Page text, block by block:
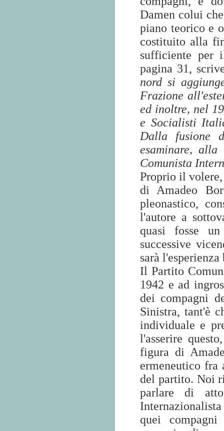
Damen colui
piano teorico e
costituito alla
sufficiente per
pagina 31,
nord si
Frazione
ed inoltre, nel
e Socialisti
Dalla fusione
esaminare,
Comunista
Proprio il
di Amadeo
pleonastico,
l'autore a
quasi fosse
successive
sarà
Il Partito
1942 e ad
dei compagni
Sinistra, tant'è
individuale e
l'asserire
figura di
ermeneutico fra
del partito. Noi
parlare di
quei